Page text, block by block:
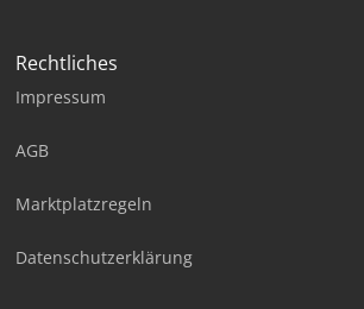
Rechtliches
Impressum
AGB
Marktplatzregeln
Datenschutzerklärung